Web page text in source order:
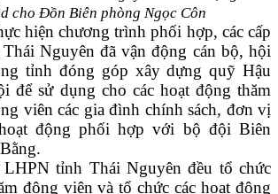
cho Đồn Biên phòng Ngọc Côn
hiện chương trình phối hợp, các cấp
Nguyên đã vận động cán bộ, hội
tỉnh đóng góp xây dựng quỹ Hậu
để sử dụng cho các hoạt động thăm
viên các gia đình chính sách, đơn vị
động phối hợp với bộ đội Biên
tỉnh Thái Nguyên đều tổ chức
động viên và tổ chức các hoạt động